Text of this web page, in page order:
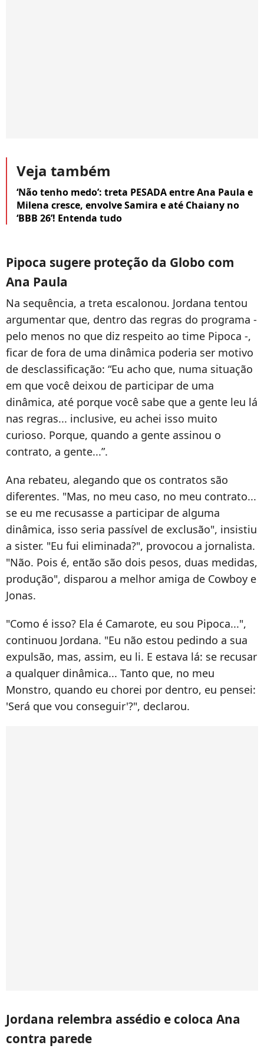
Veja também
‘Não tenho medo’: treta PESADA entre Ana Paula e
Milena cresce, envolve Samira e até Chaiany no
‘BBB 26’! Entenda tudo
Pipoca sugere proteção da Globo com
Ana Paula
Na sequência, a treta escalonou. Jordana tentou
argumentar que, dentro das regras do programa -
pelo menos no que diz respeito ao time Pipoca -,
ficar de fora de uma dinâmica poderia ser motivo
de desclassificação: “Eu acho que, numa situação
em que você deixou de participar de uma
dinâmica, até porque você sabe que a gente leu lá
nas regras... inclusive, eu achei isso muito
curioso. Porque, quando a gente assinou o
contrato, a gente...”.
Ana rebateu, alegando que os contratos são
diferentes. "Mas, no meu caso, no meu contrato...
se eu me recusasse a participar de alguma
dinâmica, isso seria passível de exclusão", insistiu
a sister. "Eu fui eliminada?", provocou a jornalista.
"Não. Pois é, então são dois pesos, duas medidas,
produção", disparou a melhor amiga de Cowboy e
Jonas.
"Como é isso? Ela é Camarote, eu sou Pipoca...",
continuou Jordana. "Eu não estou pedindo a sua
expulsão, mas, assim, eu li. E estava lá: se recusar
a qualquer dinâmica... Tanto que, no meu
Monstro, quando eu chorei por dentro, eu pensei:
'Será que vou conseguir'?", declarou.
Jordana relembra assédio e coloca Ana
contra parede